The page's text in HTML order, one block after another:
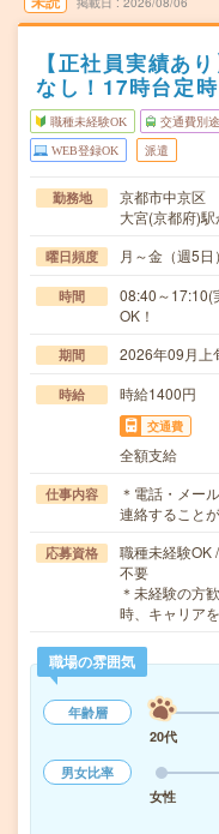
【正社員実績あ
なし！17時台定
職種未経験OK 交通費別
WEB登録OK 派遣
勤務地
京都市中京区
大宮(京都府)
曜日頻度 月～金（週5
時間
08:40～
OK！
期間 2026年09月
時給 時給1400円
交通費
全額支給
仕事内容
＊電話・メー
連絡すること
応募資格
職種未経験OK
不要
＊未経験の方
時、キャリア
職場の雰囲気
年齢層
20代
男女比率
女性